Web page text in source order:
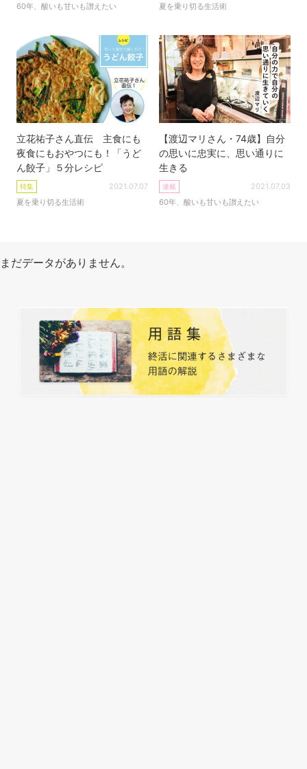
60年、酸いも甘いも讃えたい 夏を乗り切る生活術
立花祐子さん直伝 主食にも
夜食にもおやつにも！「うど
ん餃子」５分レシピ
特集
夏を乗り切る生活術
2021.07.07
【渡辺マリさん・74歳】自分
の思いに忠実に、思い通りに
生きる
連載
60年、酸いも甘いも讃えたい
2021.07.03
まだデータがありません。